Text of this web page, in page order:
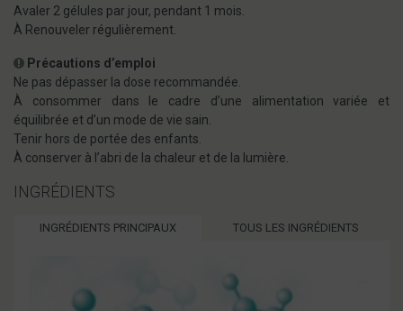
Avaler 2 gélules par jour, pendant 1 mois.
À Renouveler régulièrement.
Précautions d’emploi
Ne pas dépasser la dose recommandée.
À consommer dans le cadre d’une alimentation variée et
équilibrée et d’un mode de vie sain.
Tenir hors de portée des enfants.
À conserver à l’abri de la chaleur et de la lumière.
INGRÉDIENTS
INGRÉDIENTS PRINCIPAUX TOUS LES INGRÉDIENTS